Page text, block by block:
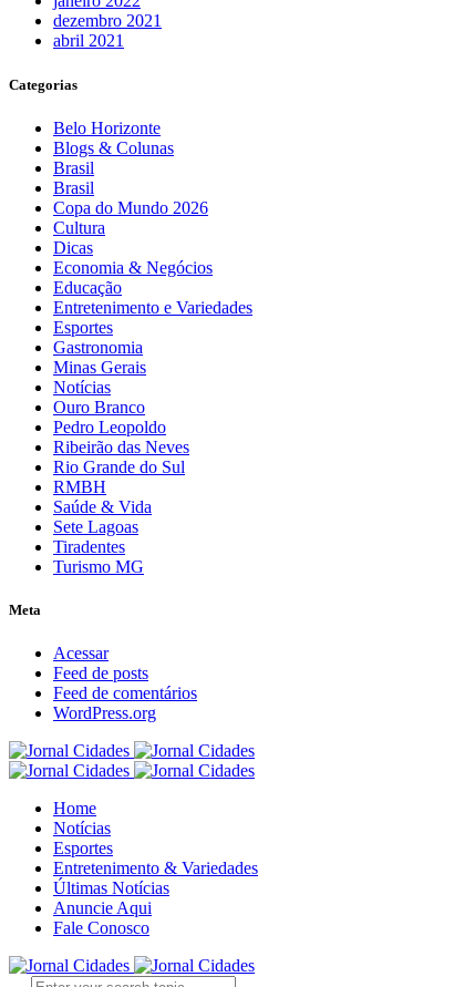
dezembro 2021
abril 2021
Categorias
Belo Horizonte
Blogs & Colunas
Brasil
Brasil
Copa do Mundo 2026
Cultura
Dicas
Economia & Negócios
Educação
Entretenimento e Variedades
Esportes
Gastronomia
Minas Gerais
Notícias
Ouro Branco
Pedro Leopoldo
Ribeirão das Neves
Rio Grande do Sul
RMBH
Saúde & Vida
Sete Lagoas
Tiradentes
Turismo MG
Meta
Acessar
Feed de posts
Feed de comentários
WordPress.org
Home
Notícias
Esportes
Entretenimento & Variedades
Últimas Notícias
Anuncie Aqui
Fale Conosco